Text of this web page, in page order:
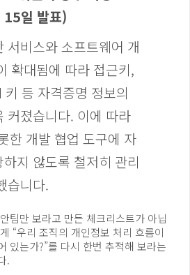
일 발표)
서비스와 소프트웨어 개
확대됨에 따라 접근키,
키 등 자격증명 정보의
커졌습니다. 이에 따라
한 개발 협업 도구에 자
지 않도록 철저히 관리
습니다.
팀만 보라고 만든 체크리스트가 아닙
“우리 조직의 개인정보 처리 흐름이
있는가?”를 다시 한번 추적해 보라는
.